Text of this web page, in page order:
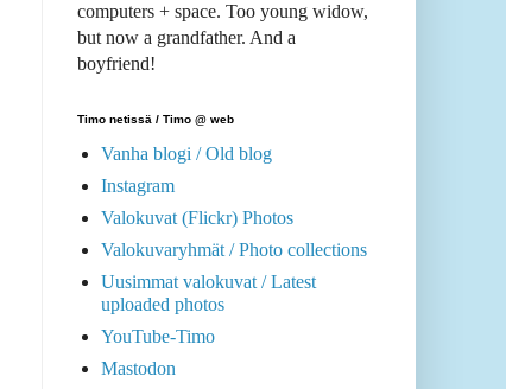
computers + space. Too young widow,
but now a grandfather. And a
boyfriend!
Timo netissä / Timo @ web
Vanha blogi / Old blog
Instagram
Valokuvat (Flickr) Photos
Valokuvaryhmät / Photo collections
Uusimmat valokuvat / Latest
uploaded photos
YouTube-Timo
Mastodon